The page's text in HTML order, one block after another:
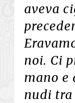
aveva
noi. Ci
mano e
nudi tra